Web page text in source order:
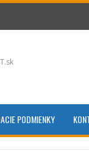
PODMIENKY